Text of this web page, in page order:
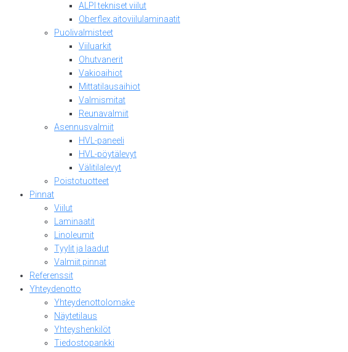
ALPI tekniset viilut
Oberflex aitoviilulaminaatit
Puolivalmisteet
Viiluarkit
Ohutvanerit
Vakioaihiot
Mittatilausaihiot
Valmismitat
Reunavalmiit
Asennusvalmiit
HVL-paneeli
HVL-pöytälevyt
Välitilalevyt
Poistotuotteet
Pinnat
Viilut
Laminaatit
Linoleumit
Tyylit ja laadut
Valmiit pinnat
Referenssit
Yhteydenotto
Yhteydenottolomake
Näytetilaus
Yhteyshenkilöt
Tiedostopankki